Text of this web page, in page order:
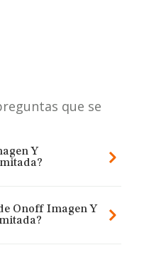
que se
Y
Onoff Imagen Y